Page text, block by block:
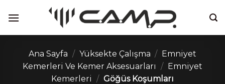
atla
Ana Sayfa / Yüksekte Çalışma / Emniyet
Kemerleri Ve Kemer Aksesuarları / Emniyet
Kemerleri / Göğüs Koşumları